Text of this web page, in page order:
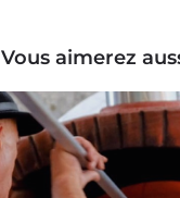
Vous aimerez